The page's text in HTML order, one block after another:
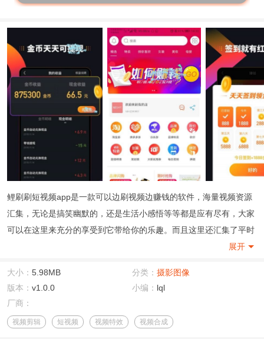
鲤刷刷短视频app是一款可以边刷视频边赚钱的软件，海量视频资源
汇集，无论是搞笑幽默的，还是生活小感悟等等都是应有尽有，大家
可以在这里来充分的享受到它带给你的乐趣。而且这里还汇集了平时
比较火爆的各类新闻视点知识，而且用户只需在线看视频就能轻松赚
鲤刷刷短视频app特色：
1、一个通过流量的传播来达到赚钱目的的平台，而且操作也是非常
的简单；
展开
大小： 5.98MB 分类： 摄影图像
版本： v1.0.0 小编： lql
厂商：
视频剪辑 短视频 视频特效 视频合成